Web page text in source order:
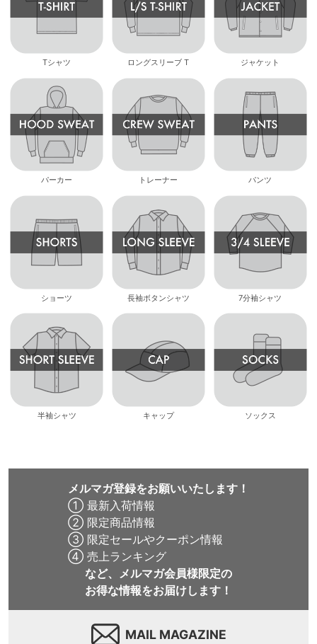
Tシャツ ロングスリーブ T ジャケット
パーカー トレーナー パンツ
ショーツ 長袖ボタンシャツ 7分袖シャツ
半袖シャツ キャップ ソックス
メルマガ登録をお願いいたします！
① 最新入荷情報
② 限定商品情報
③ 限定セールやクーポン情報
④ 売上ランキング
など、メルマガ会員様限定の
お得な情報をお届けします！
MAIL MAGAZINE